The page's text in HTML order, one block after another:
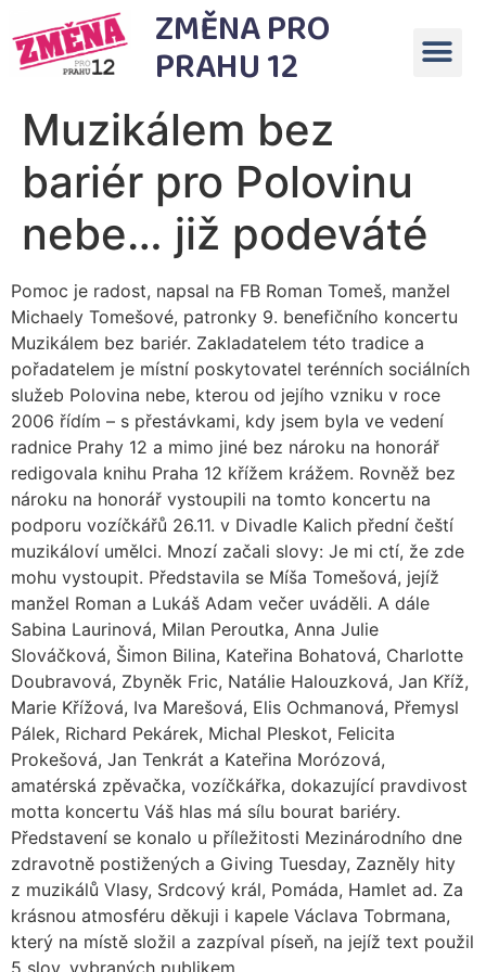
ZMĚNA PRO
PRAHU 12
Muzikálem bez
bariér pro Polovinu
nebe… již podeváté
Pomoc je radost, napsal na FB Roman Tomeš, manžel
Michaely Tomešové, patronky 9. benefičního koncertu
Muzikálem bez bariér. Zakladatelem této tradice a
pořadatelem je místní poskytovatel terénních sociálních
služeb Polovina nebe, kterou od jejího vzniku v roce
2006 řídím – s přestávkami, kdy jsem byla ve vedení
radnice Prahy 12 a mimo jiné bez nároku na honorář
redigovala knihu Praha 12 křížem krážem. Rovněž bez
nároku na honorář vystoupili na tomto koncertu na
podporu vozíčkářů 26.11. v Divadle Kalich přední čeští
muzikáloví umělci. Mnozí začali slovy: Je mi ctí, že zde
mohu vystoupit. Představila se Míša Tomešová, jejíž
manžel Roman a Lukáš Adam večer uváděli. A dále
Sabina Laurinová, Milan Peroutka, Anna Julie
Slováčková, Šimon Bilina, Kateřina Bohatová, Charlotte
Doubravová, Zbyněk Fric, Natálie Halouzková, Jan Kříž,
Marie Křížová, Iva Marešová, Elis Ochmanová, Přemysl
Pálek, Richard Pekárek, Michal Pleskot, Felicita
Prokešová, Jan Tenkrát a Kateřina Morózová,
amatérská zpěvačka, vozíčkářka, dokazující pravdivost
motta koncertu Váš hlas má sílu bourat bariéry.
Představení se konalo u příležitosti Mezinárodního dne
zdravotně postižených a Giving Tuesday, Zazněly hity
z muzikálů Vlasy, Srdcový král, Pomáda, Hamlet ad. Za
krásnou atmosféru děkuji i kapele Václava Tobrmana,
který na místě složil a zazpíval píseň, na jejíž text použil
5 slov, vybraných publikem.